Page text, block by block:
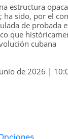
estructura
ha sido, por el
de probada
que
cubana
de 2026 |